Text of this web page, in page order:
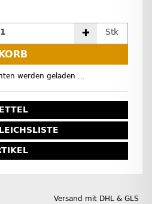
Stk
werden geladen ...
Versand mit DHL & GLS